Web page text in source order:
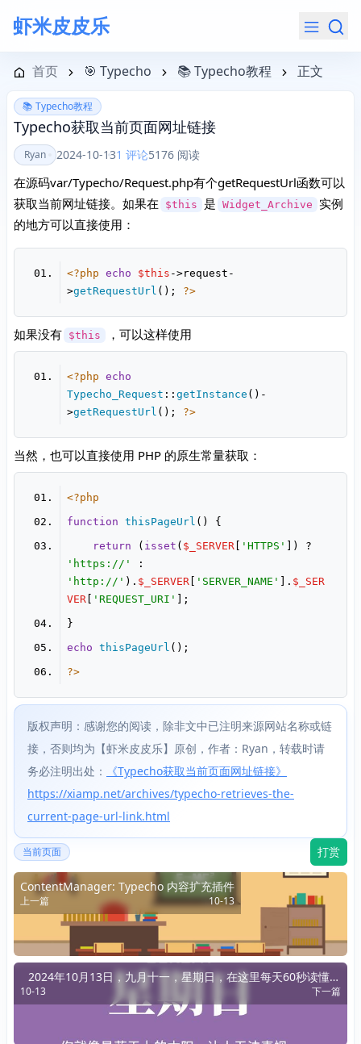
虾米皮皮乐
航菜单
首页 🎯 Typecho 📚 Typecho教程 正文
📚 Typecho教程
Typecho获取当前页面网址链接
Ryan 2024-10-131 评论5176 阅读
在源码var/Typecho/Request.php有个getRequestUrl函数可以
获取当前网址链接。如果在
$this 是 Widget_Archive 实例
的地方可以直接使用：
<?php echo $this ->request-
>getRequestUrl (); ?>
如果没有 $this ，可以这样使用
<?php echo
Typecho_Request :: getInstance ()-
>getRequestUrl (); ?>
当然，也可以直接使用 PHP 的原生常量获取：
<?php
function thisPageUrl ( )
return ( isset ( $_SERVER 'HTTPS'
'https://'
'http://' ). $_SERVER 'SERVER_NAME' ]. $_SER
VER
'REQUEST_URI'
echo thisPageUrl
?>
版权声明：感谢您的阅读，除非文中已注明来源网站名称或链
接，否则均为【虾米皮皮乐】原创，作者：Ryan，转载时请
务必注明出处：
《Typecho获取当前页面网址链接》
https://xiamp.net/archives/typecho-retrieves-the-
current-page-url-link.html
当前页面 打赏
ContentManager: Typecho 内容扩充插件
上一篇 10-13
2024年10月13日，九月十一，星期日，在这里每天60秒读懂世
界！
10-13 下一篇